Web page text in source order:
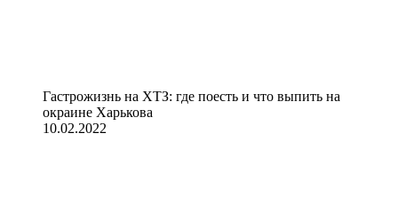
Гастрожизнь на ХТЗ: где поесть и что выпить на
окраине Харькова
10.02.2022